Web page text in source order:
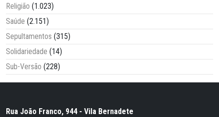
Religião (1.023)
Saúde (2.151)
Sepultamentos (315)
Solidariedade (14)
Sub-Versão (228)
Rua João Franco, 944 - Vila Bernadete